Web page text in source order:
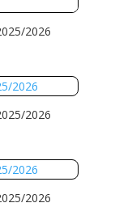
2026
2026
2026